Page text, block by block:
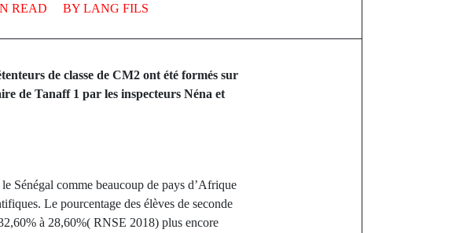
BY LANG FILS
READ
de classe de CM2 ont été formés sur
de Tanaff 1 par les inspecteurs Néna et
Sénégal comme beaucoup de pays d’Afrique
Le pourcentage des élèves de seconde
à 28,60%( RNSE 2018) plus encore